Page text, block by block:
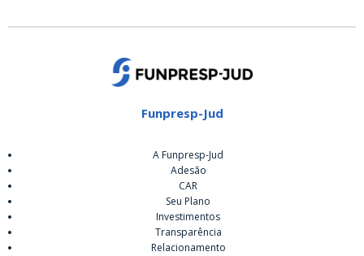
Funpresp-Jud
A Funpresp-Jud
Adesão
CAR
Seu Plano
Investimentos
Transparência
Relacionamento